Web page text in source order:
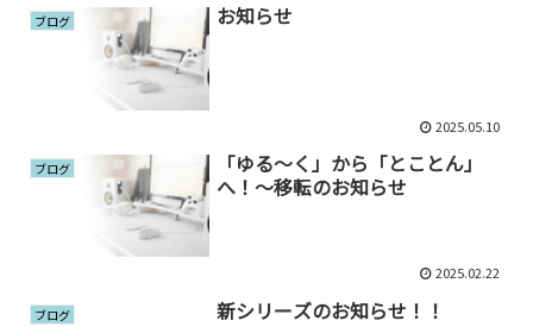
ブログ お知らせ
2025.05.10
ブログ
「ゆる～く」から「とことん」
へ！～移転のお知らせ
2025.02.22
ブログ 新シリーズのお知らせ！！